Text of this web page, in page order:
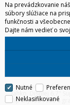
SAMSUNG A576
Extrémne tenký
ľahko. Displej 6,7"
čip Exynos 1680 s
Na prevádzkovanie
súbory slúžiace na
funkčnosti a
Dajte nám vedieť o
Nutné
Neklasifikované